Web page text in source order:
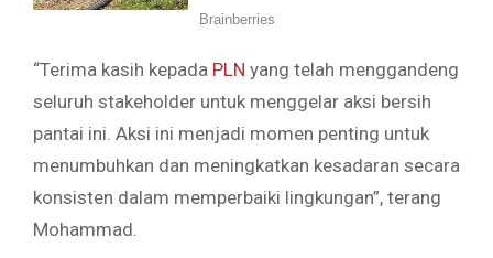
“Terima kasih kepada PLN yang telah menggandeng
seluruh stakeholder untuk menggelar aksi bersih
pantai ini. Aksi ini menjadi momen penting untuk
menumbuhkan dan meningkatkan kesadaran secara
konsisten dalam memperbaiki lingkungan”, terang
Mohammad.